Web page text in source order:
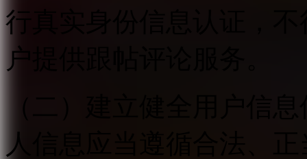
行真实身份信息认证，
户提供跟帖评论服务。
人信息应当遵循合法、